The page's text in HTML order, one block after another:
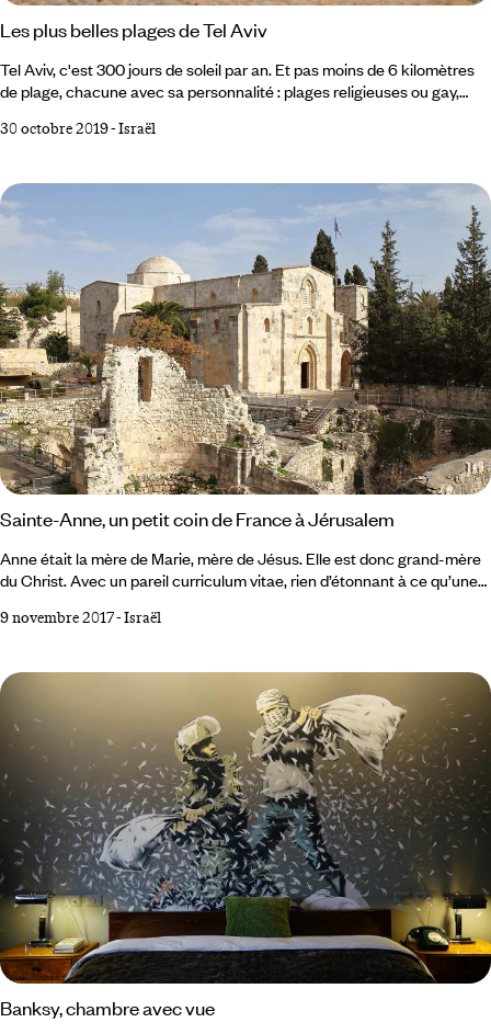
Les plus belles plages de Tel Aviv
Tel Aviv, c'est 300 jours de soleil par an. Et pas moins de 6 kilomètres
de plage, chacune avec sa personnalité : plages religieuses ou gay,
plus belles plages de Tel Aviv. Frishman Beach Hilton Beach Nordau
préférée des français. Magnifiquement située à deux pas du centre de
la plus grande ville d'Israël, on peut, après avoir visité un immeuble
Bauhaus ou une musée de la ville, s'étendre sur un de ses transats, à
l'ombre d'un parasol.
30 octobre 2019-Israël
Sainte-Anne, un petit coin de France à Jérusalem
Anne était la mère de Marie, mère de Jésus. Elle est donc grand-mère
du Christ. Avec un pareil curriculum vitae, rien d’étonnant à ce qu’une
acoustique est telle que toutes les grandes voix du monde rêvent d’y
tour de l’église Sainte-Anne flotte un drapeau tricolore.
9 novembre 2017-Israël
Banksy, chambre avec vue